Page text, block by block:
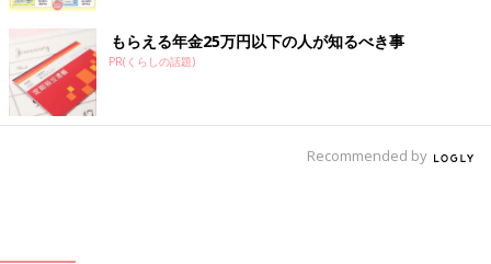
もらえる年金25万円以下の人が知るべき事
PR(くらしの話題)
Recommended by